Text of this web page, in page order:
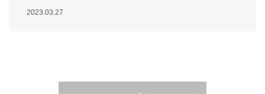
2023.03.27